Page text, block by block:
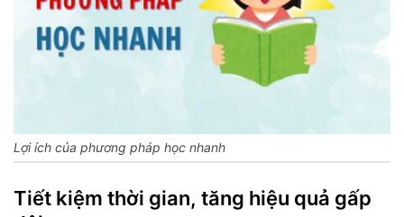
Lợi ích của phương pháp học nhanh
Tiết kiệm thời gian, tăng hiệu quả gấp